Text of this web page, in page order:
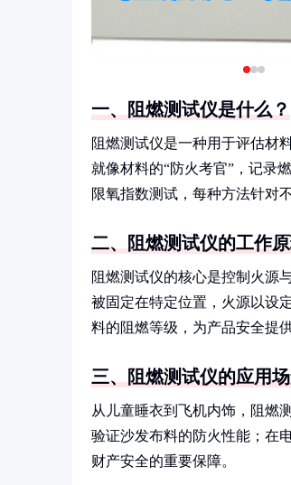
一、阻燃测试仪是什么？
阻燃测试仪是一种用于评估材
就像材料的“防火考官”，记录
限氧指数测试，每种方法针对
二、阻燃测试仪的工作
阻燃测试仪的核心是控制火源
被固定在特定位置，火源以设
料的阻燃等级，为产品安全提
三、阻燃测试仪的应用
从儿童睡衣到飞机内饰，阻燃
验证沙发布料的防火性能；在
财产安全的重要保障。